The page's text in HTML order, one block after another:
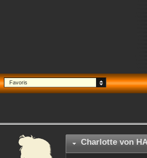
Favoris
Charlotte von